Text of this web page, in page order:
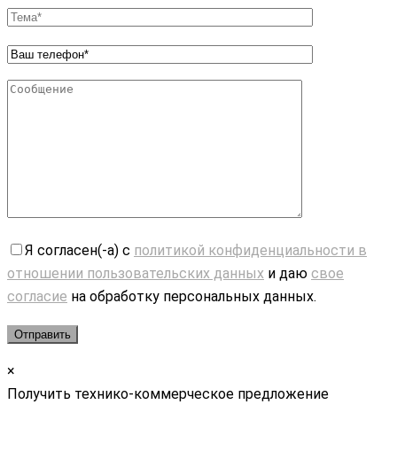
Я согласен(-а) с политикой конфиденциальности в
отношении пользовательских данных и даю свое
согласие на обработку персональных данных.
×
Получить технико-коммерческое предложение